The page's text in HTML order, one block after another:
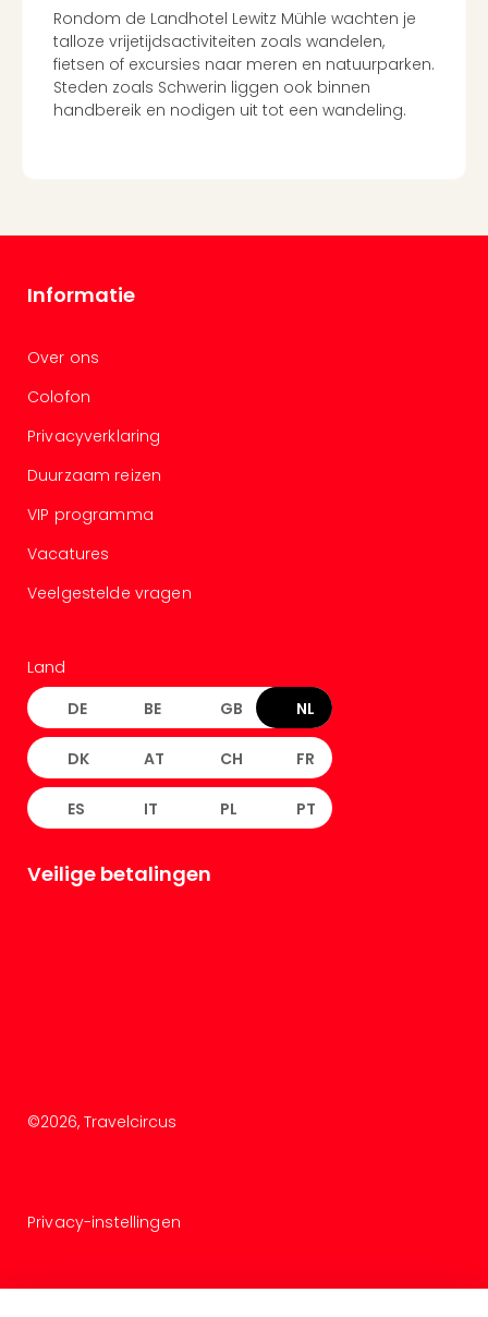
Rondom de Landhotel Lewitz Mühle wachten je
talloze vrijetijdsactiviteiten zoals wandelen,
fietsen of excursies naar meren en natuurparken.
Steden zoals Schwerin liggen ook binnen
handbereik en nodigen uit tot een wandeling.
Informatie
Over ons
Colofon
Privacyverklaring
Duurzaam reizen
VIP programma
Vacatures
Veelgestelde vragen
Land
DE BE GB NL
DK AT CH FR
ES IT PL PT
Veilige betalingen
©2026, Travelcircus
Privacy-instellingen